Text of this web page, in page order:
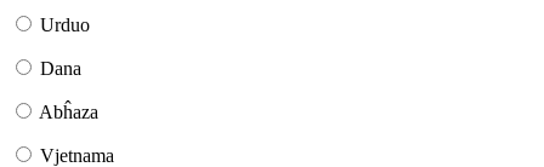
Urduo
Dana
Abĥaza
Vjetnama